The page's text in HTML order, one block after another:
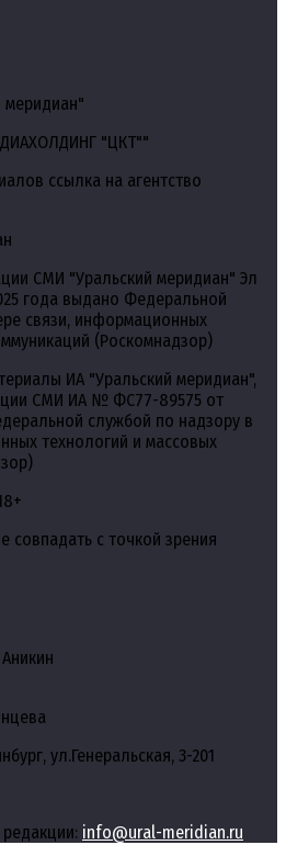
меридиан"
"ЦКТ""
ссылка на агентство
СМИ "Уральский меридиан" Эл
года выдано Федеральной
связи, информационных
(Роскомнадзор)
ИА "Уральский меридиан",
СМИ ИА № ФС77-89575 от
службой по надзору в
технологий и массовых
совпадать с точкой зрения
ул.Генеральская, 3-201
info@ural-meridian.ru